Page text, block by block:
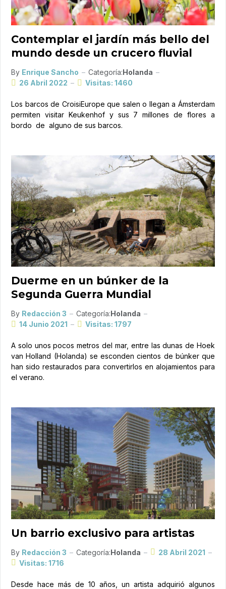
Contemplar el jardín más bello del
mundo desde un crucero fluvial
By Enrique Sancho Categoría:Holanda
26 Abril 2022
Visitas: 1460
Los barcos de CroisiEurope que salen o llegan a Ámsterdam
permiten visitar Keukenhof y sus 7 millones de flores a
bordo de alguno de sus barcos.
Duerme en un búnker de la
Segunda Guerra Mundial
By Redacción 3 Categoría:Holanda
14 Junio 2021
Visitas: 1797
A solo unos pocos metros del mar, entre las dunas de Hoek
van Holland (Holanda) se esconden cientos de búnker que
han sido restaurados para convertirlos en alojamientos para
el verano.
Un barrio exclusivo para artistas
By Redacción 3 Categoría:Holanda
28 Abril 2021
Visitas: 1716
Desde hace más de 10 años, un artista adquirió algunos